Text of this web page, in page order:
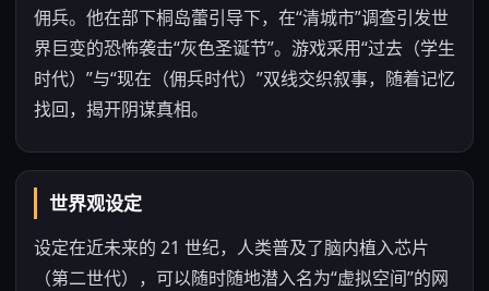
佣兵。他在部下桐岛蕾引导下，在“清城市”调查引发世
界巨变的恐怖袭击“灰色圣诞节”。游戏采用“过去（学生
时代）”与“现在（佣兵时代）”双线交织叙事，随着记忆
找回，揭开阴谋真相。
世界观设定
设定在近未来的 21 世纪，人类普及了脑内植入芯片
（第二世代），可以随时随地潜入名为“虚拟空间”的网